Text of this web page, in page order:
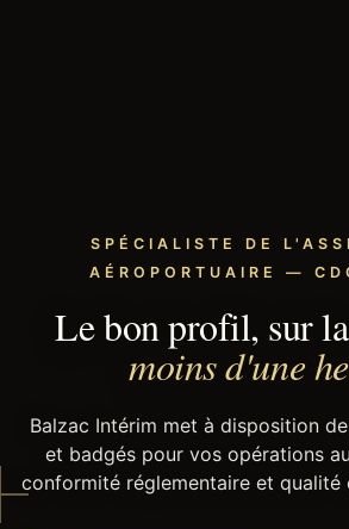
SPÉCIALISTE DE
AÉROPORTUAIRE —
Le bon profil, sur
moins d'une
Balzac Intérim met à disposition
et badgés pour vos opérations
conformité réglementaire et qualité